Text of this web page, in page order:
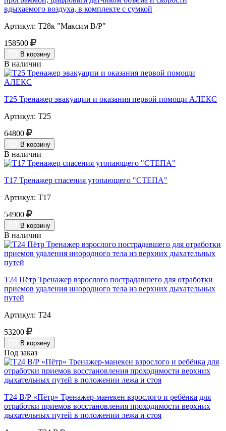
вдыхаемого воздуха, в комплекте с сумкой
Артикул: Т28к "Максим В/Р"
158500
В корзину
В наличии
Т25 Тренажер эвакуации и оказания первой помощи АЛЕКС
Артикул: Т25
64800
В корзину
В наличии
Т17 Тренажер спасения утопающего "СТЕПА"
Артикул: Т17
54900
В корзину
В наличии
Т24 Пётр Тренажер взрослого пострадавшего для отработки
приемов удаления инородного тела из верхних дыхательных
путей
Артикул: Т24
53200
В корзину
Под заказ
Т24 В/Р «Пётр» Тренажер-манекен взрослого и ребёнка для
отработки приемов восстановления проходимости верхних
дыхательных путей в положении лежа и стоя